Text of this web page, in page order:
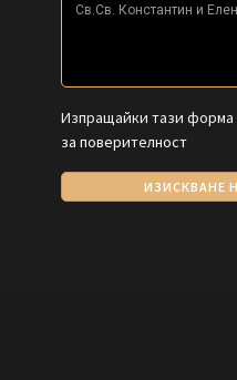
Изпращайки тази форма
за поверителност
ИЗИСКВАНЕ